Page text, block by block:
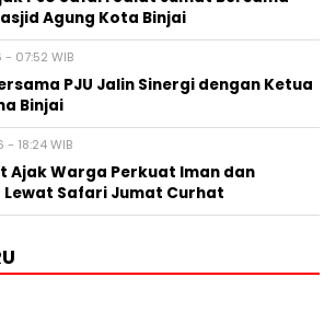
Agung Kota Binjai
07:52 WIB
PJU Jalin Sinergi dengan Ketua
Binjai
18:24 WIB
Ajak Warga Perkuat Iman dan
Safari Jumat Curhat